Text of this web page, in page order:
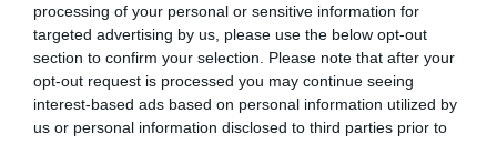
processing of your personal or sensitive information for
targeted advertising by us, please use the below opt-out
section to confirm your selection. Please note that after your
opt-out request is processed you may continue seeing
interest-based ads based on personal information utilized by
us or personal information disclosed to third parties prior to
contraception injectable à domicile. Au Burkina, 24
districts dans 3 régions sont retenus pour la phase
pilote.